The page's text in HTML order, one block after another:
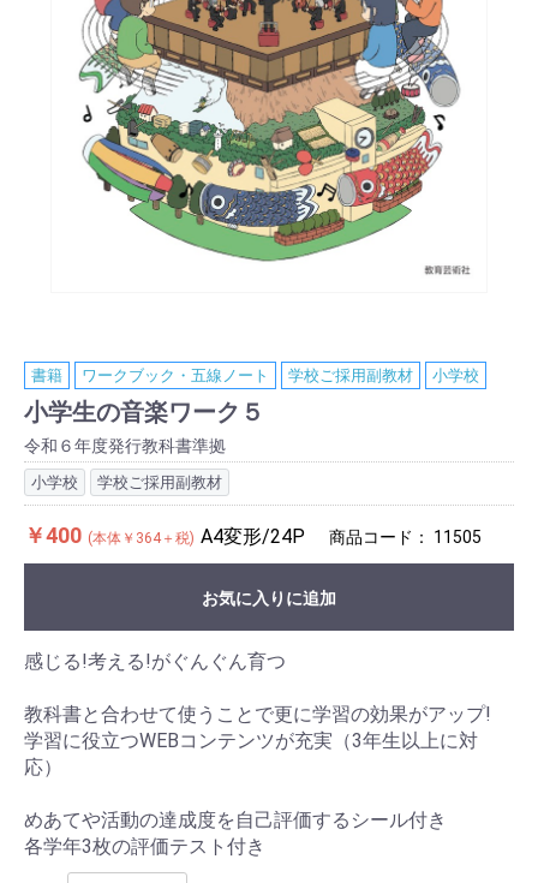
書籍 ワークブック・五線ノート 学校ご採用副教材 小学校
小学生の音楽ワーク５
令和６年度発行教科書準拠
小学校 学校ご採用副教材
￥400 (本体￥364＋税) A4変形/24P 商品コード： 11505
お気に入りに追加
感じる!考える!がぐんぐん育つ
教科書と合わせて使うことで更に学習の効果がアップ!
学習に役立つWEBコンテンツが充実（3年生以上に対
応）
めあてや活動の達成度を自己評価するシール付き
各学年3枚の評価テスト付き